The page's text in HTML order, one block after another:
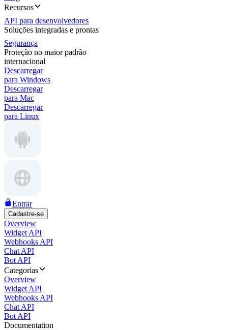
Recursos
API para desenvolvedores
Soluções integradas e prontas
Segurança
Proteção no maior padrão
internacional
Descarregar
para Windows
Descarregar
para Mac
Descarregar
para Linux
Entrar
Cadastre-se
Overview
Widget API
Webhooks API
Chat API
Bot API
Categorias
Overview
Widget API
Webhooks API
Chat API
Bot API
Documentation